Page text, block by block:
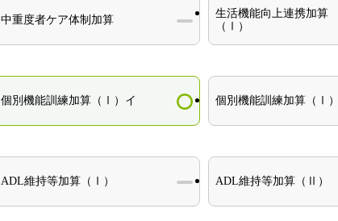
中重度者ケア体制加算
生活機能向上連携加算
（Ⅰ）
個別機能訓練加算（Ⅰ）イ 個別機能訓練加算（Ⅰ
ADL維持等加算（Ⅰ） ADL維持等加算（Ⅱ）